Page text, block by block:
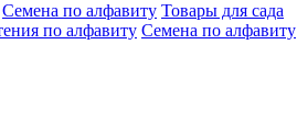
Семена по алфавиту Товары для сада
по алфавиту Семена по алфавиту